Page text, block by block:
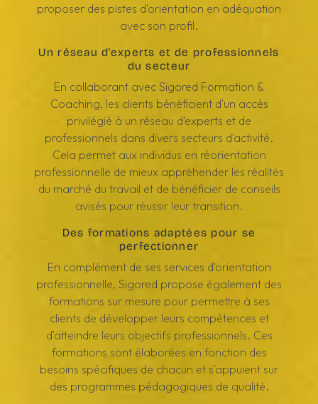
proposer des pistes d'orientation en adéquation
avec son profil.
Un réseau d'experts et de professionnels
du secteur
En collaborant avec Sigored Formation &
Coaching, les clients bénéficient d'un accès
privilégié à un réseau d'experts et de
professionnels dans divers secteurs d'activité.
Cela permet aux individus en réorientation
professionnelle de mieux appréhender les réalités
du marché du travail et de bénéficier de conseils
avisés pour réussir leur transition.
Des formations adaptées pour se
perfectionner
En complément de ses services d'orientation
professionnelle, Sigored propose également des
formations sur mesure pour permettre à ses
clients de développer leurs compétences et
d'atteindre leurs objectifs professionnels. Ces
formations sont élaborées en fonction des
besoins spécifiques de chacun et s'appuient sur
des programmes pédagogiques de qualité.